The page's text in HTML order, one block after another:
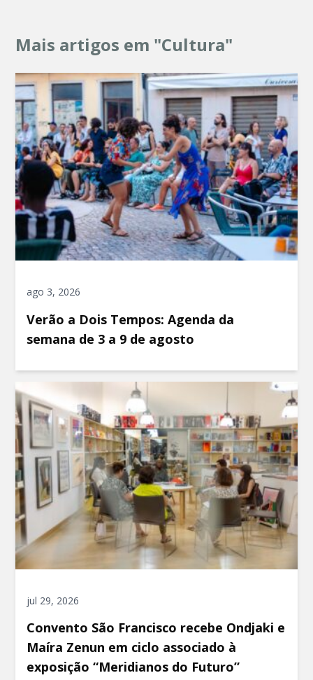
Mais artigos em "Cultura"
ago 3, 2026
Verão a Dois Tempos: Agenda da
semana de 3 a 9 de agosto
jul 29, 2026
Convento São Francisco recebe Ondjaki e
Maíra Zenun em ciclo associado à
exposição “Meridianos do Futuro”